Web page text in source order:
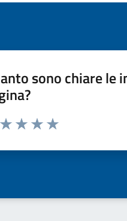
sono chiare le
da 1 a 5 stelle la pagina